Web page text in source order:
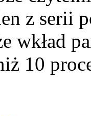
z serii
wkład
10